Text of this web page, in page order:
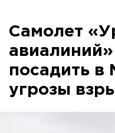
Самолет
посадить в
угрозы